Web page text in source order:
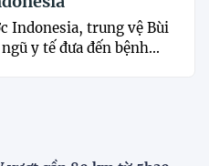
Indonesia, trung vệ Bùi
y tế đưa đến bệnh...